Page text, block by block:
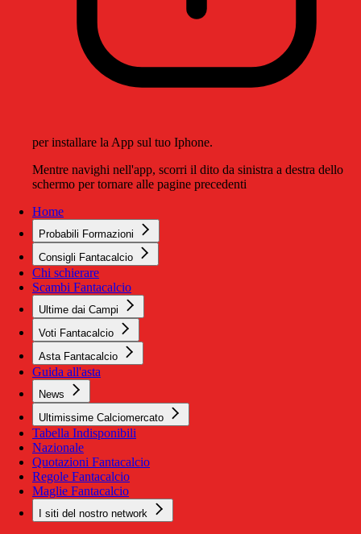
per installare la App sul tuo Iphone.
Mentre navighi nell'app, scorri il dito da sinistra a destra dello
schermo per tornare alle pagine precedenti
Home
Probabili Formazioni
Consigli Fantacalcio
Chi schierare
Scambi Fantacalcio
Ultime dai Campi
Voti Fantacalcio
Asta Fantacalcio
Guida all'asta
News
Ultimissime Calciomercato
Tabella Indisponibili
Nazionale
Quotazioni Fantacalcio
Regole Fantacalcio
Maglie Fantacalcio
I siti del nostro network